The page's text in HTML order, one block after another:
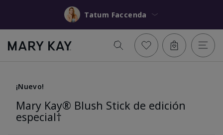
Tatum Faccenda
¡Nuevo!
Mary Kay® Blush Stick de edición
especial†